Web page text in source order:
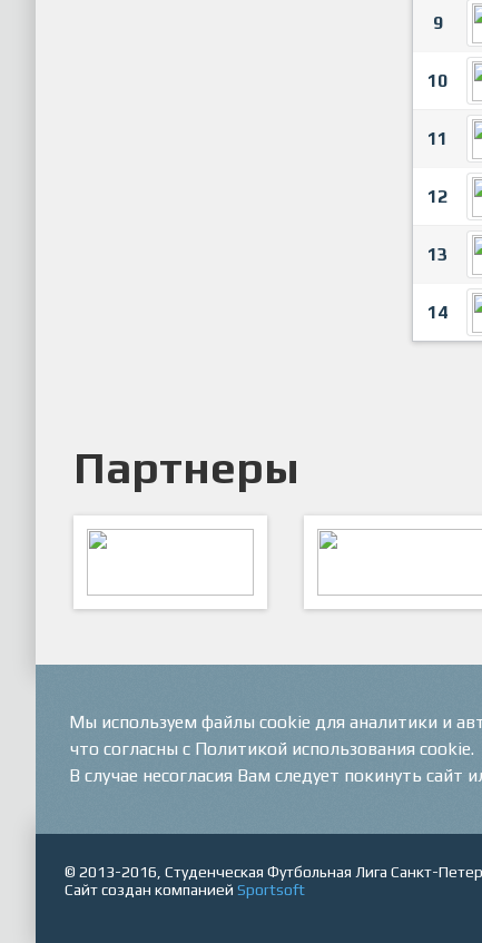
9
10
11
12
13
14
Партнеры
© 2013-2016, Студенческая Футбольная Лига Санкт-
Сайт создан компанией Sportsoft
Мы используем файлы cookie для аналитики и
что согласны с Политикой использования cookie.
В случае несогласия Вам следует покинуть